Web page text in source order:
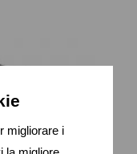
migliorare i